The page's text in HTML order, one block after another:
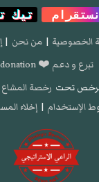
تيك
الخصوصية | من نحن |
تبرع و دعم ❤️ donation
تحت رخصة المشاع
الإستخدام | إخلاء